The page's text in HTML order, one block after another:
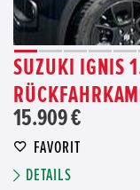
SUZUKI IGNIS
15.909 €
FAVORIT
DETAILS